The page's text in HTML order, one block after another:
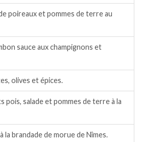
poireaux et pommes de terre au
sauce aux champignons et
olives et épices.
pois, salade et pommes de terre à la
la brandade de morue de Nîmes.